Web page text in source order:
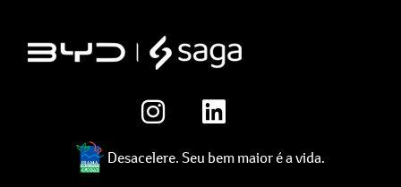
Desacelere. Seu bem maior é a vida.